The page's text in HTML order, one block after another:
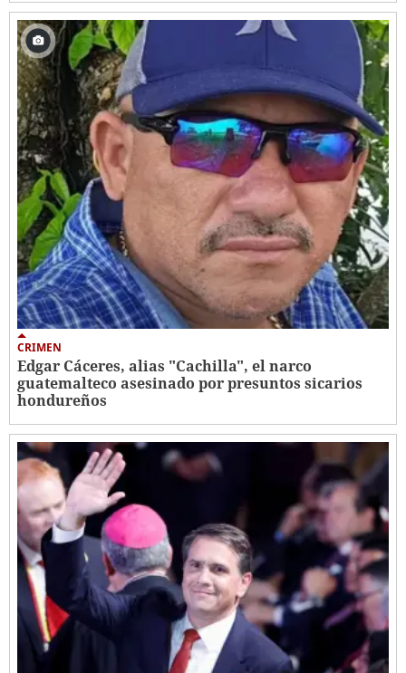
CRIMEN
Edgar Cáceres, alias "Cachilla", el narco
guatemalteco asesinado por presuntos sicarios
hondureños